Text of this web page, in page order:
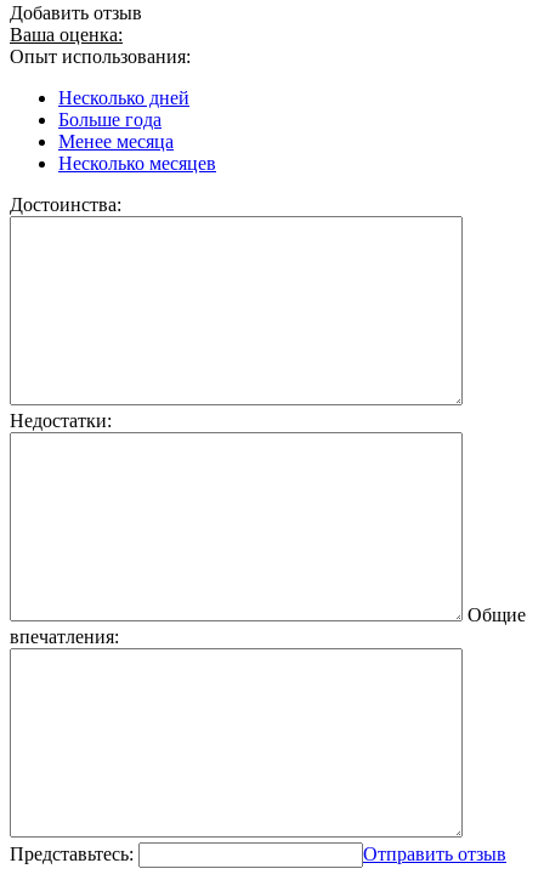
Добавить отзыв
Ваша оценка:
Опыт использования:
Несколько дней
Больше года
Менее месяца
Несколько месяцев
Достоинства:
Недостатки:
Общие
впечатления:
Представьтесь: Отправить отзыв